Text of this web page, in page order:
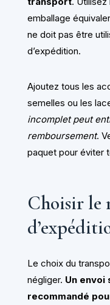
emballage
ne doit pas être
d’expédition.
Ajoutez tous les
semelles ou les
incomplet peut
remboursement.
paquet pour éviter
Choisir le
Le choix du
négliger. Un
recommandé